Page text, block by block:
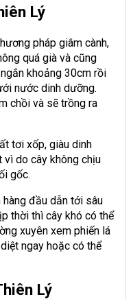
Lý
pháp giâm cành,
quá già và cũng
khoảng 30cm rồi
nước dinh dưỡng.
chồi và sẽ trồng ra
tơi xốp, giàu dinh
do cây không chịu
gốc.
hàng đầu dẫn tới sâu
thời thì cây khó có thể
xuyên xem phiến lá
ngay hoặc có thể
Lý